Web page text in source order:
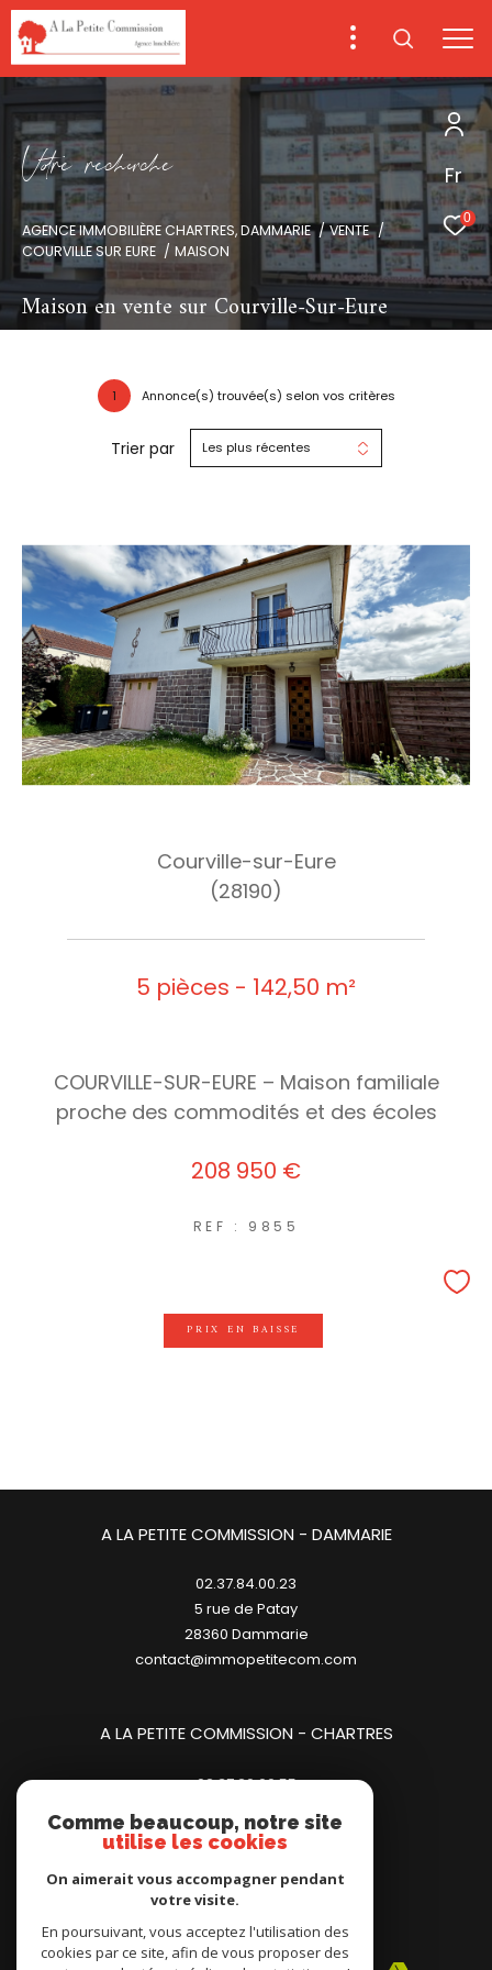
Fr
0
Vore recece
AGENCE IMMOBILIÈRE CHARTRES, DAMMARIE
VENTE
COURVILLE SUR EURE
MAISON
Maison en vente sur Courville-Sur-Eure
1 Annonce(s) trouvée(s) selon vos critères
Trier par Les plus récentes
Courville-sur-Eure
(28190)
5 pièces - 142,50 m²
COURVILLE-SUR-EURE – Maison familiale
proche des commodités et des écoles
208 950 €
REF : 9855
PRIX EN BAISSE
A LA PETITE COMMISSION - CHARTRES
02.37.20.00.55
28000 chartres
A LA PETITE COMMISSION - DAMMARIE
02.37.84.00.23
5 rue de Patay
28360
dammarie
contact@immopetitecom.com
Adhérents
Comme beaucoup, notre site
utilise les cookies
On aimerait vous accompagner pendant
votre visite.
En poursuivant, vous acceptez l'utilisation des
cookies par ce site, afin de vous proposer des